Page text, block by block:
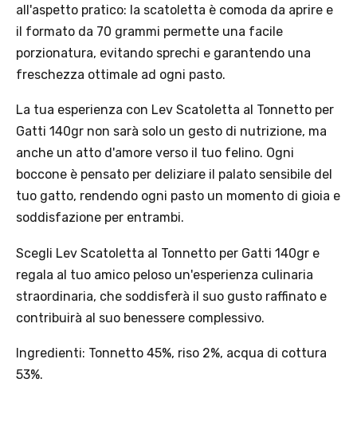
all'aspetto pratico: la scatoletta è comoda da aprire e
il formato da 70 grammi permette una facile
porzionatura, evitando sprechi e garantendo una
freschezza ottimale ad ogni pasto.
La tua esperienza con Lev Scatoletta al Tonnetto per
Gatti 140gr non sarà solo un gesto di nutrizione, ma
anche un atto d'amore verso il tuo felino. Ogni
boccone è pensato per deliziare il palato sensibile del
tuo gatto, rendendo ogni pasto un momento di gioia e
soddisfazione per entrambi.
Scegli Lev Scatoletta al Tonnetto per Gatti 140gr e
regala al tuo amico peloso un'esperienza culinaria
straordinaria, che soddisferà il suo gusto raffinato e
contribuirà al suo benessere complessivo.
Ingredienti: Tonnetto 45%, riso 2%, acqua di cottura
53%.
seleziona la spedizione InPost.
· Durata: offerta valida per 2 settimane dal lancio 2–16 agosto 2026 .
· Effetto sul carrello: una volta aggiunto un prodotto Platinum in
corriere standard).
kg complessivi (peso lordo dei prodotti).
Scopri i prodotti Platinum